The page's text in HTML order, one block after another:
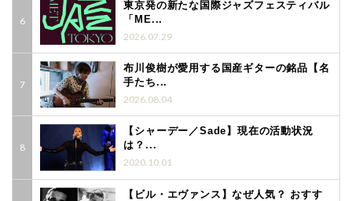
東京発の新たな国際ジャズフェスティバル
「ME...
2026.07.29
布川俊樹が愛用する国産ギターの銘品【名
手たち...
2026.08.04
【シャーデー／Sade】現在の活動状況
は？...
2020.10.01
【ビル・エヴァンス】なぜ人気？ おすす